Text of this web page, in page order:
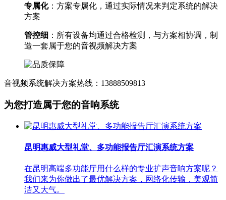
专属化：方案专属化，通过实际情况来判定系统的解决
方案
管控细 ：所有设备均通过合格检测，与方案相协调，制
造一套属于您的音视频解决方案
音视频系统解决方案热线：13888509813
为您打造属于您的音响系统
昆明惠威大型礼堂、多功能报告厅汇演系统方案
在昆明高端多功能厅用什么样的专业扩声音响方案呢？
我们来为你做出了最优解决方案，网络化传输，美观简
洁又大气。